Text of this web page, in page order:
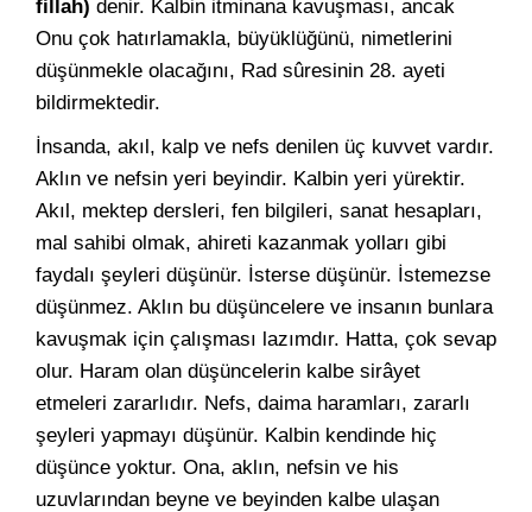
fillah) denir. Kalbin itminana kavuşması, ancak
Onu çok hatırlamakla, büyüklüğünü, nimetlerini
düşünmekle olacağını, Rad sûresinin 28. ayeti
bildirmektedir.
İnsanda, akıl, kalp ve nefs denilen üç kuvvet vardır.
Aklın ve nefsin yeri beyindir. Kalbin yeri yürektir.
Akıl, mektep dersleri, fen bilgileri, sanat hesapları,
mal sahibi olmak, ahireti kazanmak yolları gibi
faydalı şeyleri düşünür. İsterse düşünür. İstemezse
düşünmez. Aklın bu düşüncelere ve insanın bunlara
kavuşmak için çalışması lazımdır. Hatta, çok sevap
olur. Haram olan düşüncelerin kalbe sirâyet
etmeleri zararlıdır. Nefs, daima haramları, zararlı
şeyleri yapmayı düşünür. Kalbin kendinde hiç
düşünce yoktur. Ona, aklın, nefsin ve his
uzuvlarından beyne ve beyinden kalbe ulaşan